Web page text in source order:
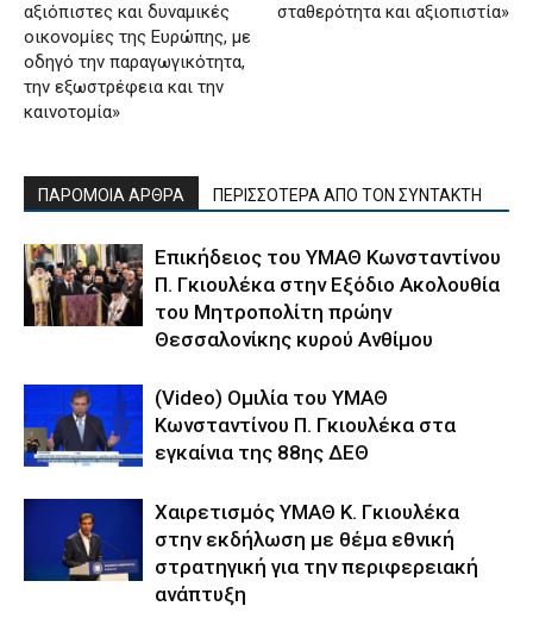
αξιόπιστες και δυναμικές
οικονομίες της Ευρώπης, με
οδηγό την παραγωγικότητα,
την εξωστρέφεια και την
καινοτομία»
σταθερότητα και αξιοπιστία»
ΠΑΡΟΜΟΙΑ ΑΡΘΡΑ ΠΕΡΙΣΣΟΤΕΡΑ ΑΠΟ ΤΟΝ ΣΥΝΤΑΚΤΗ
Επικήδειος του ΥΜΑΘ Κωνσταντίνου
Π. Γκιουλέκα στην Εξόδιο Ακολουθία
του Μητροπολίτη πρώην
Θεσσαλονίκης κυρού Ανθίμου
(Video) Ομιλία του ΥΜΑΘ
Κωνσταντίνου Π. Γκιουλέκα στα
εγκαίνια της 88ης ΔΕΘ
Χαιρετισμός ΥΜΑΘ Κ. Γκιουλέκα
στην εκδήλωση με θέμα εθνική
στρατηγική για την περιφερειακή
ανάπτυξη